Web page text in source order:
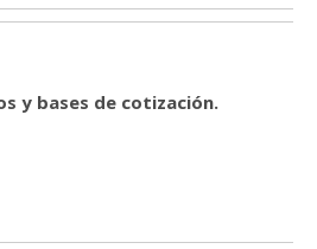
y bases de cotización.